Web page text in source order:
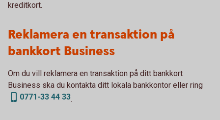
kreditkort.
Reklamera en transaktion på
bankkort Business
Om du vill reklamera en transaktion på ditt bankkort
Business ska du kontakta ditt lokala bankkontor eller ring
0771-33 44 33.